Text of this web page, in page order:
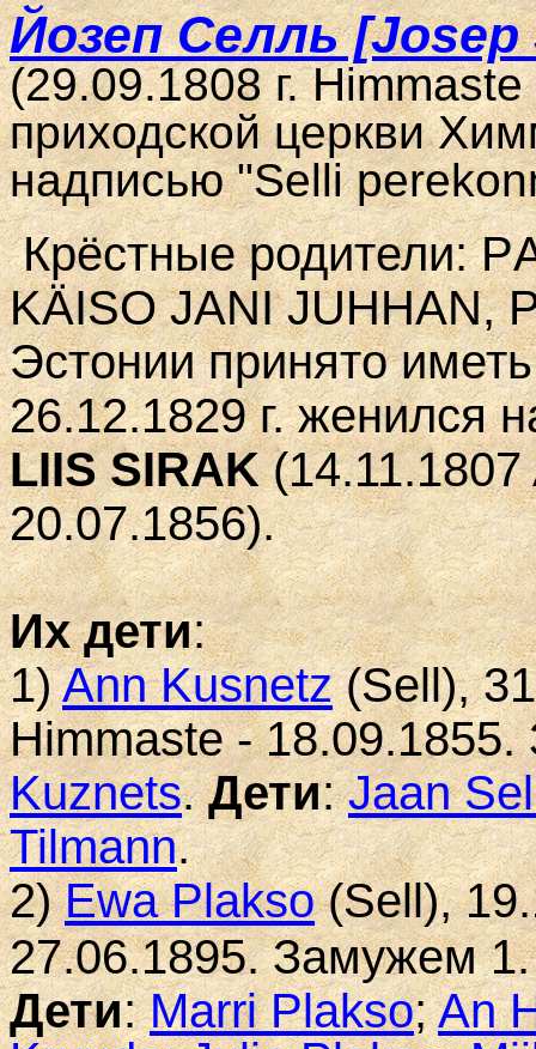
Йозеп Селль [Josep
(29.09.1808 г.Himmaste
приходской церкви
надписью"Selli
Крёстные родители: P
KÄISO JANI JUHHAN,
Эстонии принято
26.12.1829 г. женился
LIIS SIRAK(14.11.1807
20.07.1856).
Их дети:
1)Ann Kusnetz(Sell),
Himmaste-
Kuznets.Дети:Jaan
Tilmann.
2)Ewa Plakso(Sell),
27.06.1895. Замужем
Дети:Marri Plakso;An